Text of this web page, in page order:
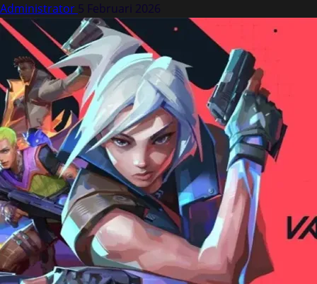
Administrator 5 Februari 2026